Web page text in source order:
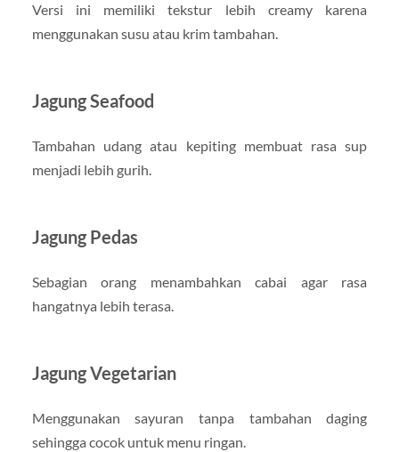
Versi ini memiliki tekstur lebih creamy karena
menggunakan susu atau krim tambahan.
Jagung Seafood
Tambahan udang atau kepiting membuat rasa sup
menjadi lebih gurih.
Jagung Pedas
Sebagian orang menambahkan cabai agar rasa
hangatnya lebih terasa.
Jagung Vegetarian
Menggunakan sayuran tanpa tambahan daging
sehingga cocok untuk menu ringan.